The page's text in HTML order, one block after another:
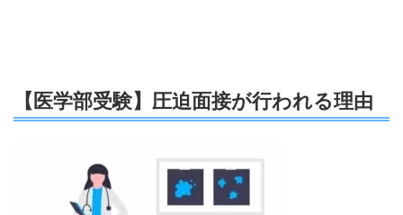
【医学部受験】圧迫面接が行われる理由